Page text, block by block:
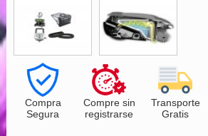
Compra
Segura
Compre sin
registrarse
Transporte
Gratis